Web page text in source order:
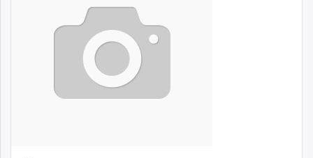
24tsag.mn